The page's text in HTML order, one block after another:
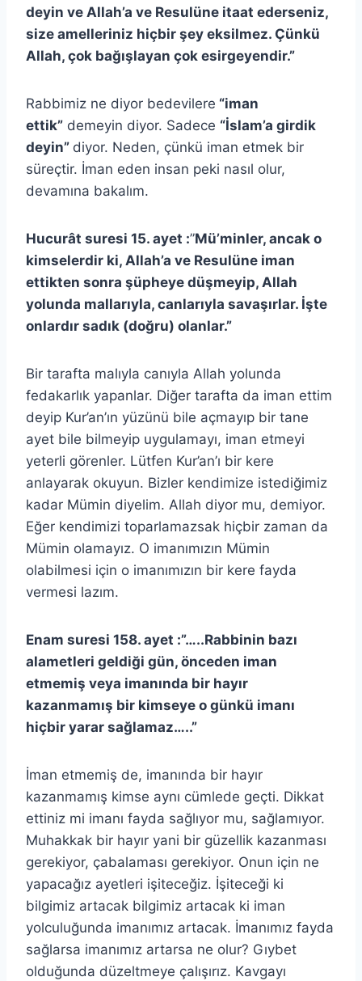
deyin ve Allah’a ve Resulüne itaat ederseniz,
size amelleriniz hiçbir şey eksilmez. Çünkü
Allah, çok bağışlayan çok esirgeyendir.”
Rabbimiz ne diyor bedevilere “iman
ettik” demeyin diyor. Sadece “İslam’a girdik
deyin” diyor. Neden, çünkü iman etmek bir
süreçtir. İman eden insan peki nasıl olur,
devamına bakalım.
Hucurât suresi 15. ayet :”Mü’minler, ancak o
kimselerdir ki, Allah’a ve Resulüne iman
ettikten sonra şüpheye düşmeyip, Allah
yolunda mallarıyla, canlarıyla savaşırlar. İşte
onlardır sadık (doğru) olanlar.”
Bir tarafta malıyla canıyla Allah yolunda
fedakarlık yapanlar. Diğer tarafta da iman ettim
deyip Kur’an’ın yüzünü bile açmayıp bir tane
ayet bile bilmeyip uygulamayı, iman etmeyi
yeterli görenler. Lütfen Kur’an’ı bir kere
anlayarak okuyun. Bizler kendimize istediğimiz
kadar Mümin diyelim. Allah diyor mu, demiyor.
Eğer kendimizi toparlamazsak hiçbir zaman da
Mümin olamayız. O imanımızın Mümin
olabilmesi için o imanımızın bir kere fayda
vermesi lazım.
Enam suresi 158. ayet :”…..Rabbinin bazı
alametleri geldiği gün, önceden iman
etmemiş veya imanında bir hayır
kazanmamış bir kimseye o günkü imanı
hiçbir yarar sağlamaz…..”
İman etmemiş de, imanında bir hayır
kazanmamış kimse aynı cümlede geçti. Dikkat
ettiniz mi imanı fayda sağlıyor mu, sağlamıyor.
Muhakkak bir hayır yani bir güzellik kazanması
gerekiyor, çabalaması gerekiyor. Onun için ne
yapacağız ayetleri işiteceğiz. İşiteceği ki
bilgimiz artacak bilgimiz artacak ki iman
yolculuğunda imanımız artacak. İmanımız fayda
sağlarsa imanımız artarsa ne olur? Gıybet
olduğunda düzeltmeye çalışırız. Kavgayı